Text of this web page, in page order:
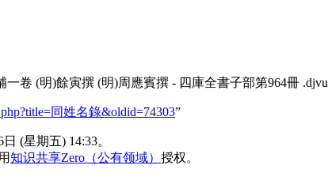
一卷 (明)餘寅撰 (明)周應賓撰 - 四庫全書子部第964冊 .djvu
同姓名錄&oldid=74303”
(星期五) 14:33。
知识共享Zero（公有领域） 授权。